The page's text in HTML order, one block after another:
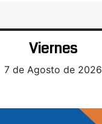
Viernes
7 de Agosto de 2026